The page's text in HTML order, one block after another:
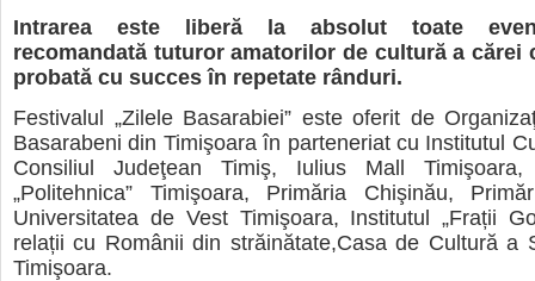
Intrarea este liberă la absolut toate
recomandată tuturor amatorilor de cultură a cărei
probată cu succes în repetate rânduri.
Festivalul „Zilele Basarabiei” este oferit de
Basarabeni din Timişoara în parteneriat cu Institutul
Consiliul Judeţean Timiş, Iulius Mall Timişoara,
„Politehnica” Timişoara, Primăria Chişinău,
Universitatea de Vest Timişoara, Institutul „Frații
relații cu Românii din străinătate,Casa de Cultură a
Timişoara.